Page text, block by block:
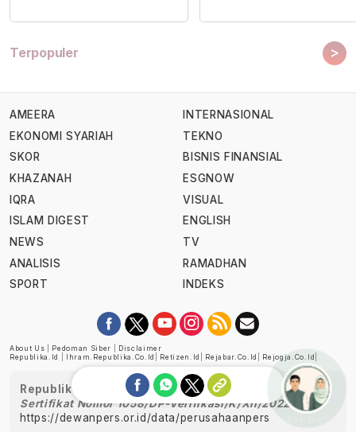
Terpopuler >
AMEERA
EKONOMI SYARIAH
SKOR
KHAZANAH
IQRA
ISLAM DIGEST
NEWS
ANALISIS
SPORT
INTERNASIONAL
TEKNO
BISNIS FINANSIAL
ESGNOW
VISUAL
ENGLISH
TV
RAMADHAN
INDEKS
About Us Pedoman Siber
Disclaimer
Republika.id
Ihram.republika.co.id Retizen.id Rejabar.co.id Rejogja.co.id
Republika telah diverifikasi oleh Dewan Pers
Sertifikat Nomor 1058/DP-Verifikasi/K/XII/2022
https://dewanpers.or.id/data/perusahaanpers